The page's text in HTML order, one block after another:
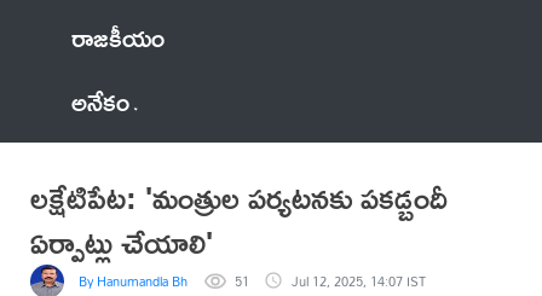
రాజకీయం
అనేకం
లక్షేటిపేట: 'మంత్రుల పర్యటనకు పకడ్బందీ
ఏర్పాట్లు చేయాలి'
By Hanumandla Bhadraiah 51 Jul 12, 2025, 14:07 IST